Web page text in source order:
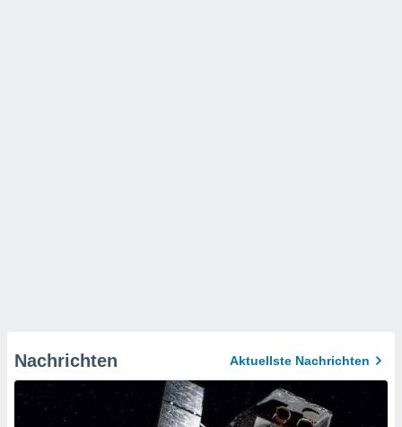
Nachrichten Aktuellste Nachrichten